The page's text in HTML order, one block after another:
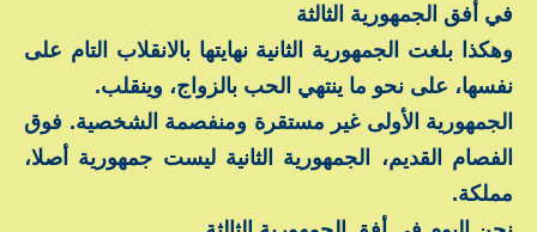
في أفق الجمهورية الثالثة
وهكذا بلغت الجمهورية الثانية نهايتها بالانقلاب التام على
نفسها، على نحو ما ينتهي الحب بالزواج، وينقلب.
الجمهورية الأولى غير مستقرة ومنفصمة الشخصية. فوق
الفصام القديم، الجمهورية الثانية ليست جمهورية أصلا،
مملكة.